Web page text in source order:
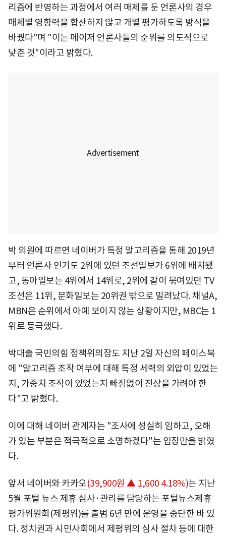
리즘에 반영하는 과정에서 여러 매체를 둔 언론사의 경우
매체별 영향력을 합산하지 않고 개별 평가하도록 방식을
바꿨다"며 "이는 메이저 언론사들의 순위를 의도적으로
낮춘 것"이라고 밝혔다.
박 의원에 따르면 네이버가 특정 알고리즘을 통해 2019년
부터 언론사 인기도 2위에 있던 조선일보가 6위에 배치됐
고, 동아일보는 4위에서 14위로, 2위에 같이 묶여있던 TV
조선은 11위, 문화일보는 20위권 밖으로 밀려났다. 채널A,
MBN은 순위에서 아예 보이지 않는 상황이지만, MBC는 1
위로 등극했다.
박대출 국민의힘 정책위의장도 지난 2일 자신의 페이스북
에 "알고리즘 조작 여부에 대해 특정 세력의 외압이 있었는
지, 가중치 조작이 있었는지 빠짐없이 진상을 가려야 한
다"고 밝혔다.
이에 대해 네이버 관계자는 "조사에 성실히 임하고, 오해
가 있는 부분은 적극적으로 소명하겠다"는 입장만을 밝혔
다.
앞서 네이버와 카카오(39,900원 ▲ 1,600 4.18%)는 지난
5월 포털 뉴스 제휴 심사·관리를 담당하는 포털뉴스제휴
평가위원회(제평위)를 출범 6년 만에 운영을 중단한 바 있
다. 정치권과 시민사회에서 제평위의 심사 절차 등에 대한